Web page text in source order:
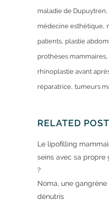
maladie de Dupuytren
médecine esthétique
patients plastie
prothèses mammaires
rhinoplastie avant
réparatrice tumeurs
RELATED
Le lipofilling
seins avec sa propre
?
Noma, une
dénutris